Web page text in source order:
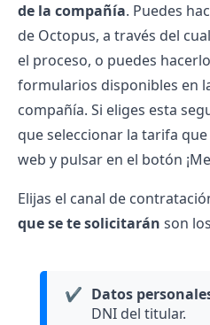
de la compañía. Puedes
de Octopus, a través del
el proceso, o puedes
formularios disponibles en
compañía. Si eliges esta
que seleccionar la tarifa
web y pulsar en el botón
Elijas el canal de
que se te solicitarán son
✔️ Datos
DNI del titular.